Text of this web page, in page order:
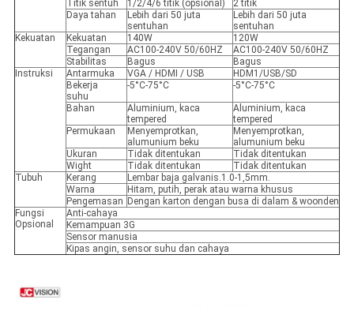
Titik sentuh 1/2/4/6 titik (opsional)
2 titik
Daya tahan
Lebih dari 50 juta
sentuhan
Lebih dari 50 juta
sentuhan
Kekuatan
Kekuatan 140W
120W
Tegangan
AC100-240V 50/60HZ
AC100-240V 50/60HZ
Stabilitas
Bagus
Bagus
Instruksi
Antarmuka VGA / HDMI / USB
HDM1/USB/SD
Bekerja
suhu
-5°C-75°C -5°C-75°C
Bahan
Aluminium, kaca
tempered
Aluminium, kaca
tempered
Permukaan
Menyemprotkan,
alumunium beku
Menyemprotkan,
alumunium beku
Ukuran
Tidak ditentukan
Tidak ditentukan
Wight
Tidak ditentukan
Tidak ditentukan
Tubuh
Kerang
Lembar baja galvanis.1.0-1,5mm.
Warna
Hitam, putih, perak atau warna khusus
Pengemasan Dengan karton dengan busa di dalam & woonden
Fungsi
Opsional
Anti-cahaya
Kemampuan 3G
Sensor manusia
Kipas angin, sensor suhu dan cahaya